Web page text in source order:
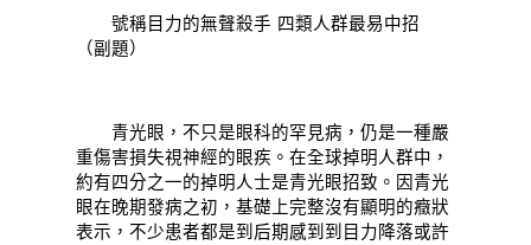
號稱目力的無聲殺手 四類人群最易中招
（副題）
青光眼，不只是眼科的罕見病，仍是一種嚴
重傷害損失視神經的眼疾。在全球掉明人群中，
約有四分之一的掉明人士是青光眼招致。因青光
眼在晚期發病之初，基礎上完整沒有顯明的癥狀
表示，不少患者都是到后期感到到目力降落或許